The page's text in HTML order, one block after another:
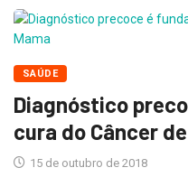
SAÚDE
Diagnóstico
cura do Câncer
15 de outubro de 2018